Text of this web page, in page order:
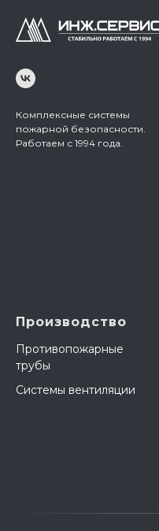
Комплексные системы
пожарной безопасности.
Работаем с 1994 года.
Производство
Противопожарные
трубы
Системы вентиляции